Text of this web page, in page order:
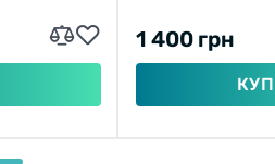
1 400 грн